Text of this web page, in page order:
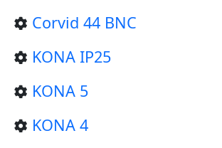
Corvid 44 BNC
KONA IP25
KONA 5
KONA 4